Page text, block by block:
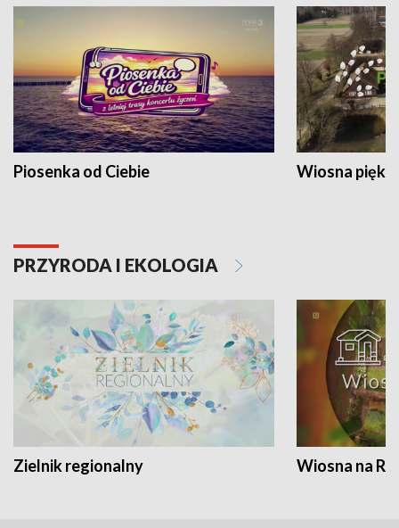
Piosenka od Ciebie Wiosna
PRZYRODA I EKOLOGIA
Zielnik regionalny Wiosna na